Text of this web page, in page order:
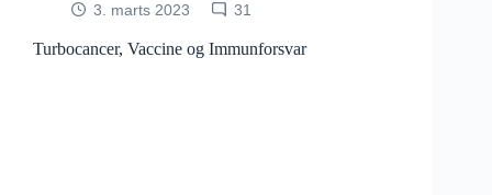
3. marts 2023 31
Turbocancer, Vaccine og Immunforsvar